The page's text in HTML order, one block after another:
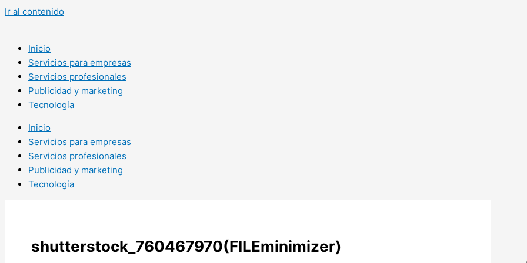
Ir al contenido
Inicio
Servicios para empresas
Servicios profesionales
Publicidad y marketing
Tecnología
Inicio
Servicios para empresas
Servicios profesionales
Publicidad y marketing
Tecnología
shutterstock_760467970(FILEminimizer)